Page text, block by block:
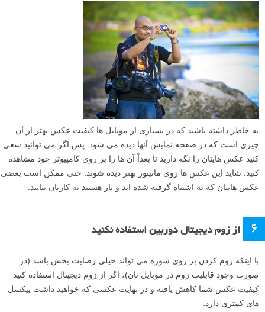
به خاطر داشته باشید که در بسیاری از موبایل ها کیفیت عکس بهتر از آن
چیزی است که در صفحه نمایش آنها دیده می شود. پس اگر می توانید سعی
کنید عکس هایتان را نگه دارید تا بعداً آن ها را بر روی کامپیوتر خود مشاهده
کنید. شاید این عکس ها روی مانیتور بهتر دیده شوند. حتی ممکن است بعضی
عکس هایتان که به اشتباه گرفته شده اند و تار هستند به کارتان بیایند.
۶ از زوم دیجیتال دوربین استفاده نکنید
با اینکه زوم کردن بر روی سوژه می تواند خیلی رضایت بخش باشد (در
صورت وجود قابلیت زوم در موبایل تان)، اگر از زوم دیجیتال استفاده کنید
کیفیت عکس شما کاهش یافته و در نهایت عکسی که خواهید داشت پیکسل
های کمتری دارد.